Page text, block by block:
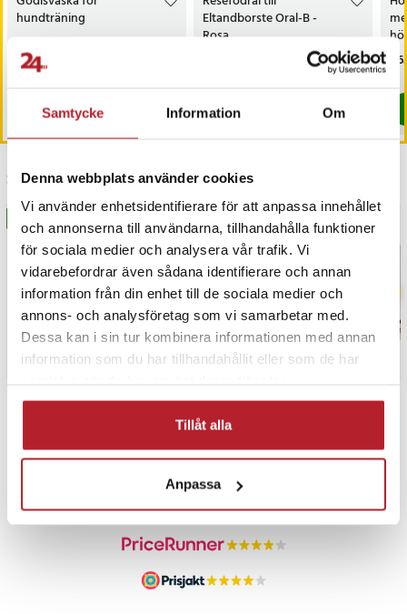
Samtycke Information Om
Denna webbplats använder cookies
Vi använder enhetsidentifierare för att anpassa innehållet
och annonserna till användarna, tillhandahålla funktioner
för sociala medier och analysera vår trafik. Vi
vidarebefordrar även sådana identifierare och annan
information från din enhet till de sociala medier och
annons- och analysföretag som vi samarbetar med.
Dessa kan i sin tur kombinera informationen med annan
information som du har tillhandahållit eller som de har
Tillåt alla
Anpassa
hundträning
Nuvarande pris
59 krTidigare pris
59 kr
Just nu har vi bara 3 kvar av denna produkt
Köp
Eltandborste Oral-B -
Rosa
109 kr
I lager, levereras inom 1-2 vardagar
Senast besökta
PRISGARANTI